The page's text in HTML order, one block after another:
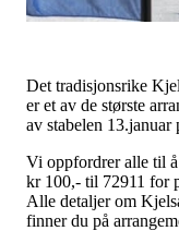
Det tradisjonsrike
er et av de største
av stabelen
Vi oppfordrer alle til
kr 100,- til 72911 for
Alle detaljer om
finner du på